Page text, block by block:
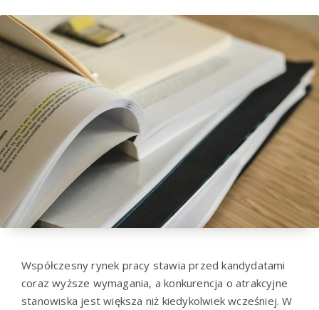
Współczesny rynek pracy stawia przed kandydatami
coraz wyższe wymagania, a konkurencja o atrakcyjne
stanowiska jest większa niż kiedykolwiek wcześniej. W